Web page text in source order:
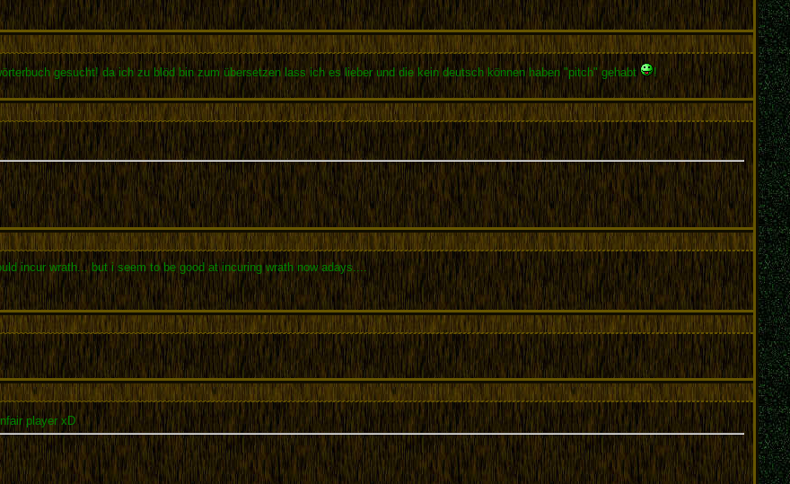
gesucht! da ich zu blöd bin zum übersetzen lass ich es lieber und die kein deutsch können haben "pitch" gehabt !
incur wrath... but i seem to be good at incuring wrath now adays....
player xD